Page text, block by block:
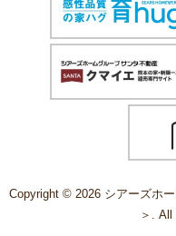
Copyright © 2026 シアーズホ
＞.